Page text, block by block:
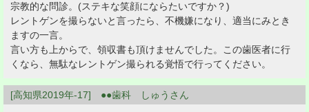
宗教的な問診。(ステキな笑顔にならたいですか？)
レントゲンを撮らないと言ったら、不機嫌になり、適当にみとき
ますの一言。
言い方も上からで、領収書も頂けませんでした。この歯医者に行
くなら、無駄なレントゲン撮られる覚悟で行ってください。
[高知県2019年-17] ●●歯科 しゅうさん